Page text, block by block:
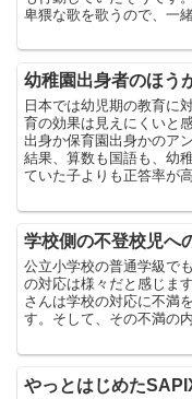
卑猥な歌を歌うので、一
幼稚園出身者のほう
日本では幼児期の教育に
育の効果は見えにくいと
出身か保育園出身かのア
結果、算数も国語も、幼
ていた子よりも正答率が
学校側の不登校児へ
公立小学校の普通学級で
の対応は様々だと感じま
さんは学校の対応に不満
す。そして、その不満の
やっとはじめた